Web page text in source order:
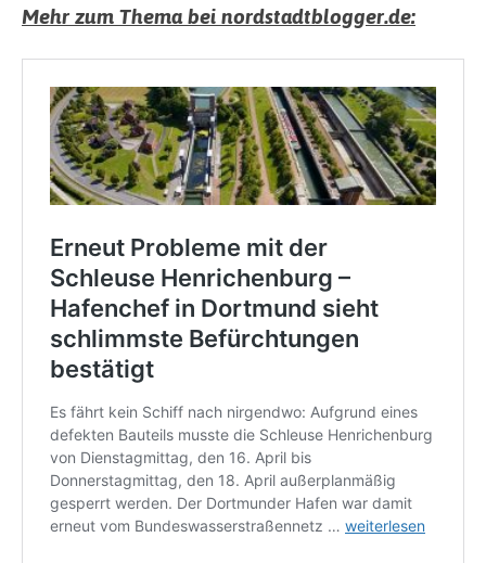
Mehr zum Thema bei nordstadtblogger.de: